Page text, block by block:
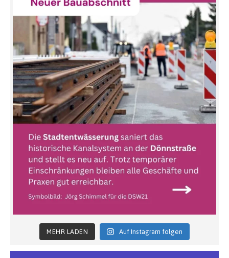
MEHR LADEN Auf Instagram folgen